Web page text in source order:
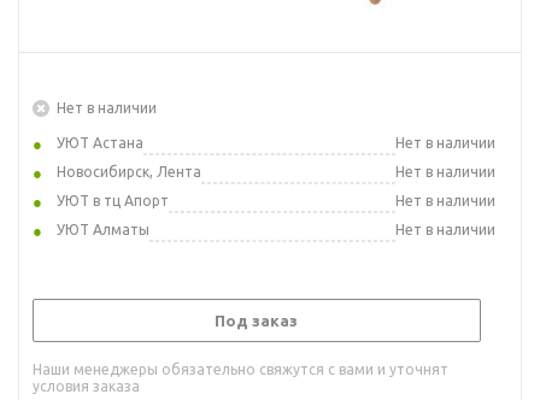
Нет в наличии
УЮТ Астана
Нет в наличии
Новосибирск, Лента
Нет в наличии
УЮТ в тц Апорт
Нет в наличии
УЮТ Алматы
Нет в наличии
Под заказ
Наши менеджеры обязательно свяжутся с вами и уточнят
условия заказа